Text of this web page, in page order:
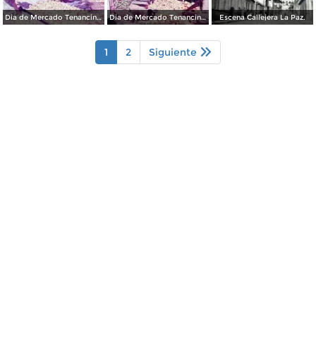
Dia de Mercado Tenancingo, Edo. de México 1956 Dia de Mercado Tenancingo, Edo. de México 1956 Escena Callejera La Paz.
1 2 Siguiente